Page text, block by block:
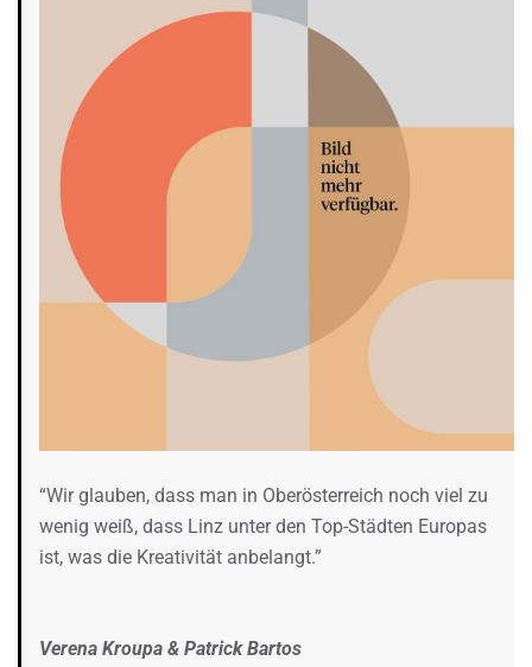
“Wir glauben, dass man in Oberösterreich noch viel zu
wenig weiß, dass Linz unter den Top-Städten Europas
ist, was die Kreativität anbelangt.”
Verena Kroupa & Patrick Bartos